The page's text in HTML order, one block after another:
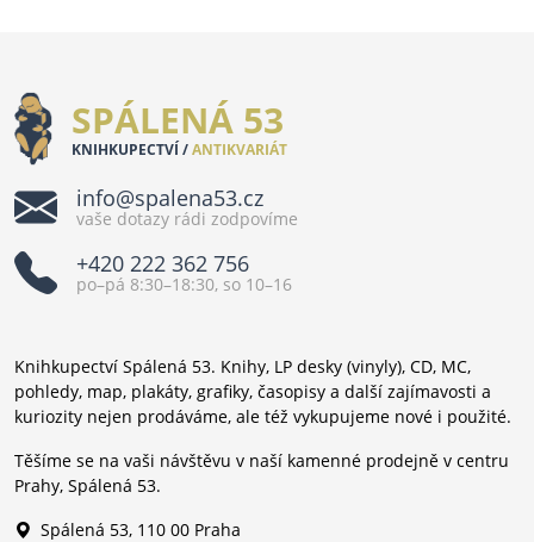
SPÁLENÁ 53
KNIHKUPECTVÍ /ANTIKVARIÁT
info@spalena53.cz
vaše dotazy rádi zodpovíme
+420 222 362 756
po–pá 8:30–18:30, so 10–16
Knihkupectví Spálená 53. Knihy, LP desky (vinyly), CD, MC,
pohledy, map, plakáty, grafiky, časopisy a další zajímavosti a
kuriozity nejen prodáváme, ale též vykupujeme nové i použité.
Těšíme se na vaši návštěvu v naší kamenné prodejně v centru
Prahy, Spálená 53.
Spálená 53, 110 00 Praha